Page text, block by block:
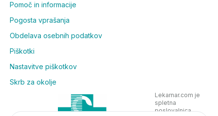
Pomoč in informacije
Pogosta vprašanja
Obdelava osebnih podatkov
Piškotki
Nastavitve piškotkov
Skrb za okolje
Lekarnar.com je
spletna
poslovalnica